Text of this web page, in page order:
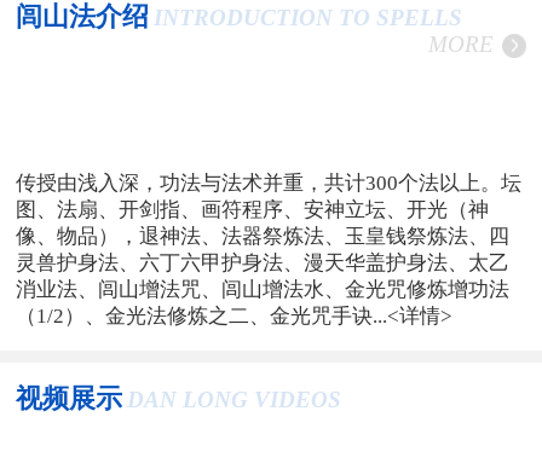
闾山法介绍 INTRODUCTION TO SPELLS
MORE
传授由浅入深，功法与法术并重，共计300个法以上。坛
图、法扇、开剑指、画符程序、安神立坛、开光（神
像、物品），退神法、法器祭炼法、玉皇钱祭炼法、四
灵兽护身法、六丁六甲护身法、漫天华盖护身法、太乙
消业法、闾山增法咒、闾山增法水、金光咒修炼增功法
（1/2）、金光法修炼之二、金光咒手诀...<详情>
视频展示 DAN LONG VIDEOS